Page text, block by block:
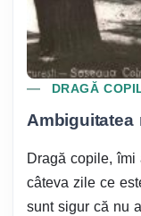
DRAGĂ
Ambiguitatea
Dragă copile, îmi
câteva zile ce
sunt sigur că nu